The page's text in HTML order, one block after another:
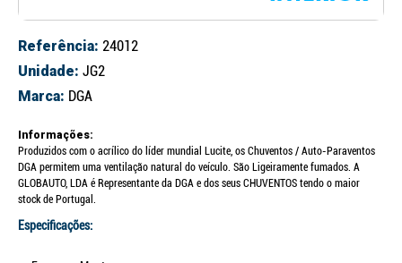
Referência: 24012
Unidade: JG2
Marca: DGA
Informações:
Produzidos com o acrílico do líder mundial Lucite, os Chuventos / Auto-Paraventos
DGA permitem uma ventilação natural do veículo. São Ligeiramente fumados. A
GLOBAUTO, LDA é Representante da DGA e dos seus CHUVENTOS tendo o maior
stock de Portugal.
Especificações: